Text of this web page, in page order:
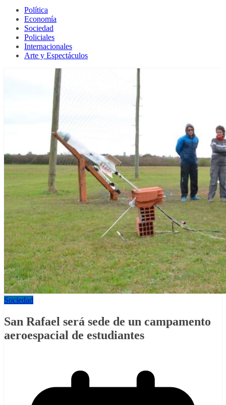
Política
Economía
Sociedad
Policiales
Internacionales
Arte y Espectáculos
Sociedad
San Rafael será sede de un campamento
aeroespacial de estudiantes